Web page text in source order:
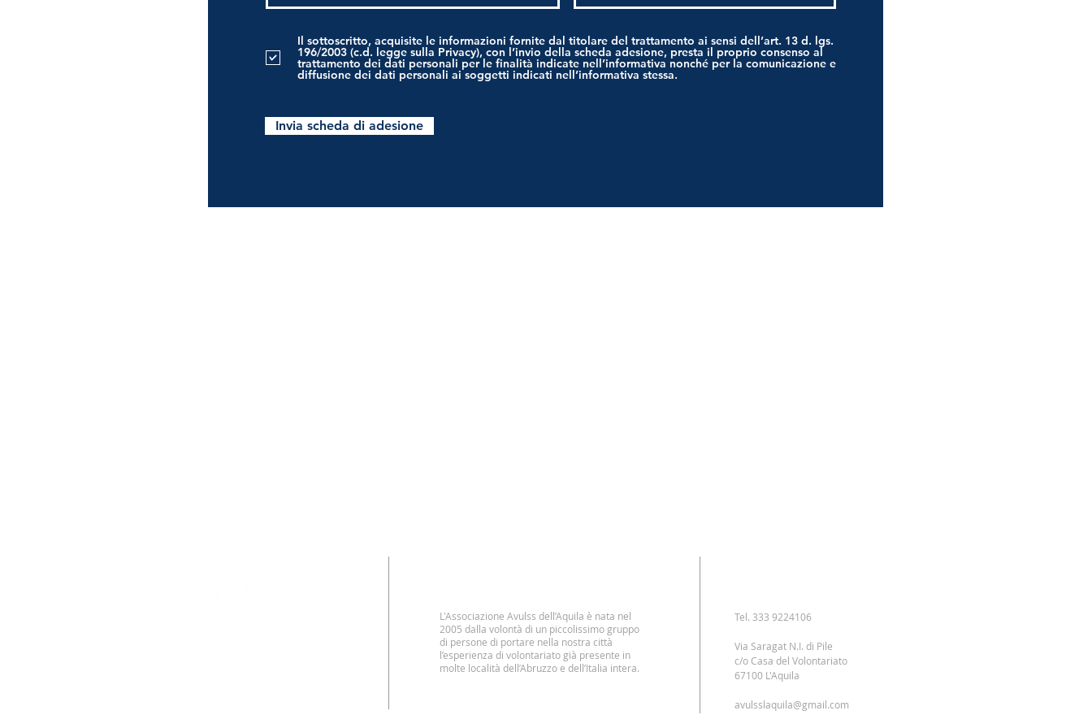
Il sottoscritto, acquisite le informazioni fornite dal titolare del trattamento ai sensi dell’art. 13 d. lgs.
196/2003 (c.d. legge sulla Privacy), con l’invio della scheda adesione, presta il proprio consenso al
trattamento dei dati personali per le finalità indicate nell’informativa nonché per la comunicazione e
diffusione dei dati personali ai soggetti indicati nell’informativa stessa.
Invia scheda di adesione
L'Associazione Avulss dell’Aquila è nata nel
2005 dalla volontà di un piccolissimo gruppo
di persone di portare nella nostra città
l’esperienza di volontariato già presente in
molte località dell’Abruzzo e dell’Italia intera.
Tel. 333 9224106
Via Saragat N.I. di Pile
c/o Casa del Volontariato
67100 L'Aquila
avulsslaquila@gmail.com